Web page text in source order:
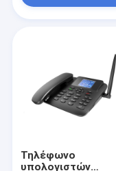
Τηλέφωνο
υπολογιστών